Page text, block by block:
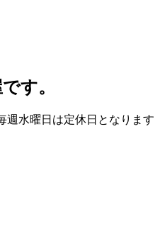
す。
週水曜日は定休日となります